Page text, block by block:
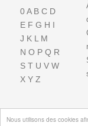
Nous utilisons des cookies
0A B C D
E F G H I
J K L M
N O P Q R
S T U V W
X Y Z